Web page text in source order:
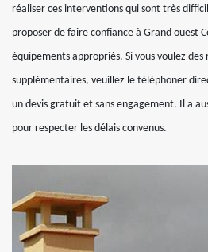
réaliser ces interventions qui sont très
proposer de faire confiance à Grand ouest
équipements appropriés. Si vous voulez des
supplémentaires, veuillez le téléphoner
un devis gratuit et sans engagement. Il a
pour respecter les délais convenus.